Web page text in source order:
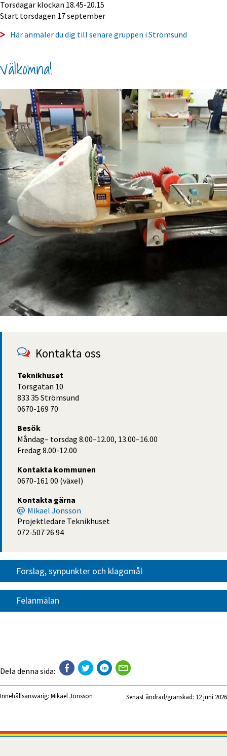
Torsdagar klockan 18.45-20.15
Start torsdagen 17 september
Här anmäler du dig till senare gruppen i Strömsund
Välkomna!
Kontakta oss
Teknikhuset
Torsgatan 10
833 35 Strömsund
0670-169 70
Besök
Måndag– torsdag 8.00–12.00, 13.00–16.00
Fredag 8.00-12.00
Kontakta kommunen
0670-161 00 (växel)
Kontakta gärna
Mikael Jonsson
Projektledare Teknikhuset
072-507 26 94
Förslag, synpunkter och klagomål
Felanmälan
Dela denna sida:
Innehållsansvarig: Mikael Jonsson Senast ändrad/granskad: 12 juni 2026